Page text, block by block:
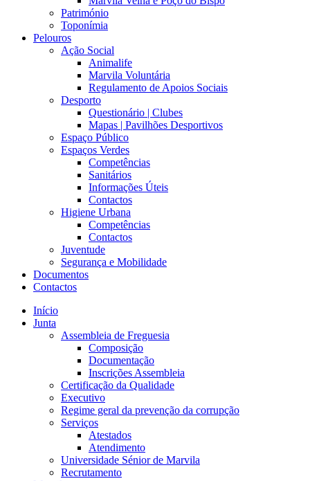
Património
Toponímia
Pelouros
Ação Social
Animalife
Marvila Voluntária
Regulamento de Apoios Sociais
Desporto
Questionário | Clubes
Mapas | Pavilhões Desportivos
Espaço Público
Espaços Verdes
Competências
Sanitários
Informações Úteis
Contactos
Higiene Urbana
Competências
Contactos
Juventude
Segurança e Mobilidade
Documentos
Contactos
Início
Junta
Assembleia de Freguesia
Composição
Documentação
Inscrições Assembleia
Certificação da Qualidade
Executivo
Regime geral da prevenção da corrupção
Serviços
Atestados
Atendimento
Universidade Sénior de Marvila
Recrutamento